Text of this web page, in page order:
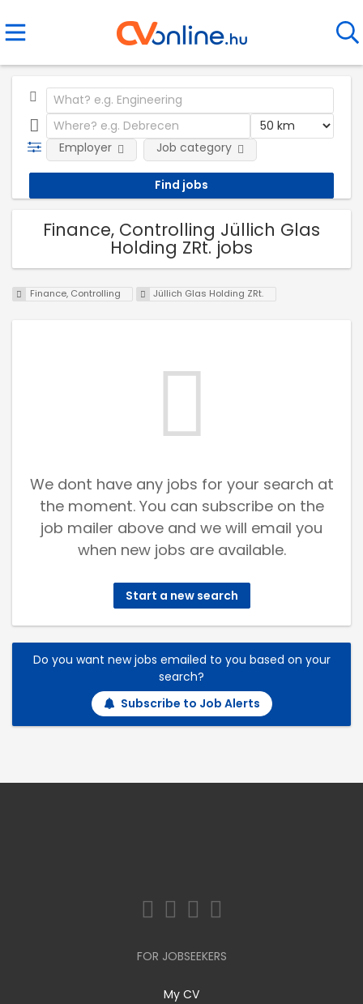
Employer Job category
Finance, Controlling Jüllich Glas
Holding ZRt. jobs
Finance, Controlling Jüllich Glas Holding ZRt.
We dont have any jobs for your search at
the moment. You can subscribe on the
job mailer above and we will email you
when new jobs are available.
Start a new search
Do you want new jobs emailed to you based on your
search?
Subscribe to Job Alerts
FOR JOBSEEKERS
My CV